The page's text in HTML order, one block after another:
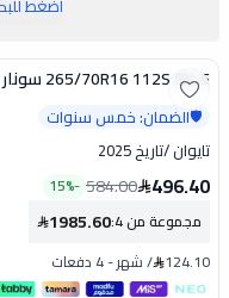
اضغط
265/70R16 112S SX-5 سونار
🛡️الضمان: خمس سنوات
تايوان/تاريخ 2025
496.40
584.00
-
15%
مجموعة من 4 :
1985.60
124.10
/شهر-4 دفعات